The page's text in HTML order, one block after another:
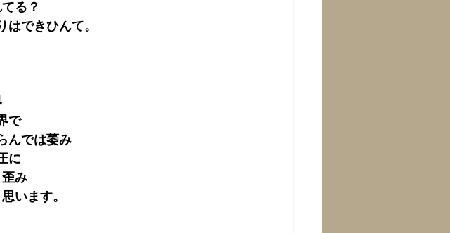
る？
できひんて。
で
んでは萎み
に
み
います。